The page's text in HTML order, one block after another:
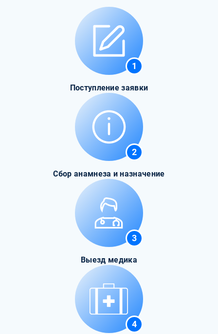
1
Поступление заявки
2
Сбор анамнеза и назначение
3
Выезд медика
4